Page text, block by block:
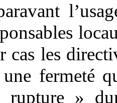
cas les
fermeté
rupture »